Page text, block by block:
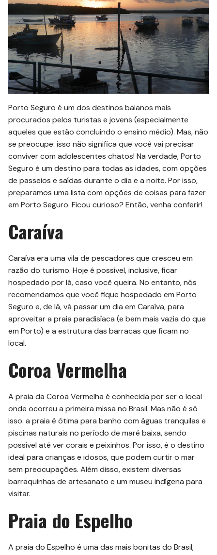
Porto Seguro é um dos destinos baianos mais
procurados pelos turistas e jovens (especialmente
aqueles que estão concluindo o ensino médio). Mas, não
se preocupe: isso não significa que você vai precisar
conviver com adolescentes chatos! Na verdade, Porto
Seguro é um destino para todas as idades, com opções
de passeios e saídas durante o dia e a noite. Por isso,
preparamos uma lista com opções de coisas para fazer
em Porto Seguro. Ficou curioso? Então, venha conferir!
Caraíva
Caraíva era uma vila de pescadores que cresceu em
razão do turismo. Hoje é possível, inclusive, ficar
hospedado por lá, caso você queira. No entanto, nós
recomendamos que você fique hospedado em Porto
Seguro e, de lá, vá passar um dia em Caraíva, para
aproveitar a praia paradisíaca (e bem mais vazia do que
em Porto) e a estrutura das barracas que ficam no
local.
Coroa Vermelha
A praia da Coroa Vermelha é conhecida por ser o local
onde ocorreu a primeira missa no Brasil. Mas não é só
isso: a praia é ótima para banho com águas tranquilas e
piscinas naturais no período de maré baixa, sendo
possível até ver corais e peixinhos. Por isso, é o destino
ideal para crianças e idosos, que podem curtir o mar
sem preocupações. Além disso, existem diversas
barraquinhas de artesanato e um museu indígena para
visitar.
Praia do Espelho
A praia do Espelho é uma das mais bonitas do Brasil,